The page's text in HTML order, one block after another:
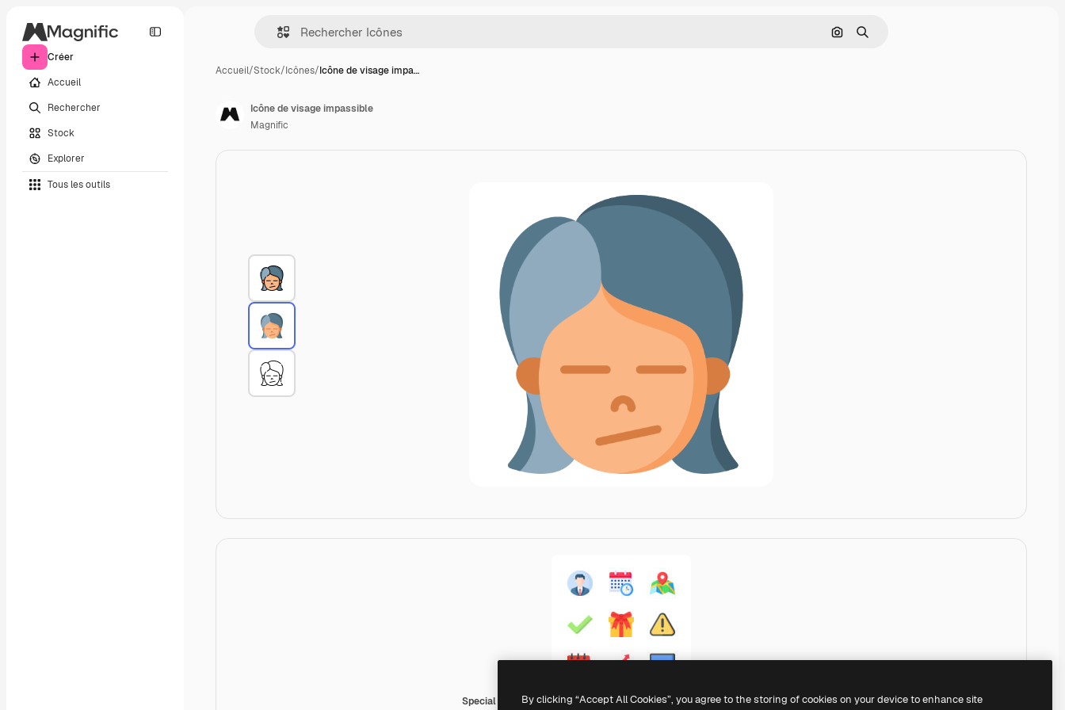
Créer
Accueil
Rechercher
Stock
Explorer
Tous les outils
Rechercher par image
Rechercher
Accueil/Stock/Icônes/Icône de visage impa…
Special Flat
Icône de visage impassible
Magnific
By clicking “Accept All Cookies”, you agree to the storing of cookies on your device to enhance site